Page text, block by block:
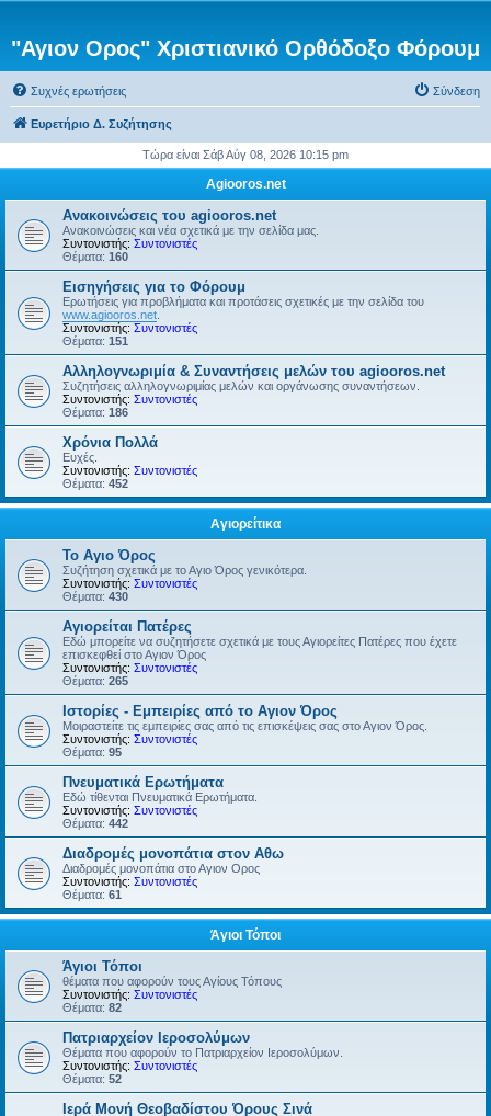
"Αγιον Ορος" Χριστιανικό Ορθόδοξο Φόρουμ
Συχνές ερωτήσεις Σύνδεση
Ευρετήριο Δ. Συζήτησης
Τώρα είναι Σάβ Αύγ 08, 2026 10:15 pm
Agiooros.net
Ανακοινώσεις του agiooros.net
Ανακοινώσεις και νέα σχετικά με την σελίδα μας.
Συντονιστής: Συντονιστές
Θέματα: 160
Εισηγήσεις για το Φόρουμ
Ερωτήσεις για προβλήματα και προτάσεις σχετικές με την σελίδα του
www.agiooros.net
Συντονιστής: Συντονιστές
Θέματα: 151
Αλληλογνωριμία & Συναντήσεις μελών του agiooros.net
Συζητήσεις αλληλογνωριμίας μελών και οργάνωσης συναντήσεων.
Συντονιστής: Συντονιστές
Θέματα: 186
Χρόνια Πολλά
Ευχές.
Συντονιστής: Συντονιστές
Θέματα: 452
Αγιορείτικα
Το Αγιο Όρος
Συζήτηση σχετικά με το Αγιο Όρος γενικότερα.
Συντονιστής: Συντονιστές
Θέματα: 430
Αγιορείται Πατέρες
Εδώ μπορείτε να συζητήσετε σχετικά με τους Αγιορείτες Πατέρες που έχετε
επισκεφθεί στο Αγιον Όρος
Συντονιστής: Συντονιστές
Θέματα: 265
Ιστορίες - Εμπειρίες από το Αγιον Όρος
Μοιραστείτε τις εμπειρίες σας από τις επισκέψεις σας στο Αγιον Όρος.
Συντονιστής: Συντονιστές
Θέματα: 95
Πνευματικά Ερωτήματα
Εδώ τίθενται Πνευματικά Ερωτήματα.
Συντονιστής: Συντονιστές
Θέματα: 442
Διαδρομές μονοπάτια στον Αθω
Διαδρομές μονοπάτια στο Αγιον Ορος
Συντονιστής: Συντονιστές
Θέματα: 61
Άγιοι Τόποι
Άγιοι Τόποι
θέματα που αφορούν τους Αγίους Τόπους
Συντονιστής: Συντονιστές
Θέματα: 82
Πατριαρχείον Ιεροσολύμων
Θέματα που αφορούν το Πατριαρχείον Ιεροσολύμων.
Συντονιστής: Συντονιστές
Θέματα: 52
Ιερά Μονή Θεοβαδίστου Όρους Σινά